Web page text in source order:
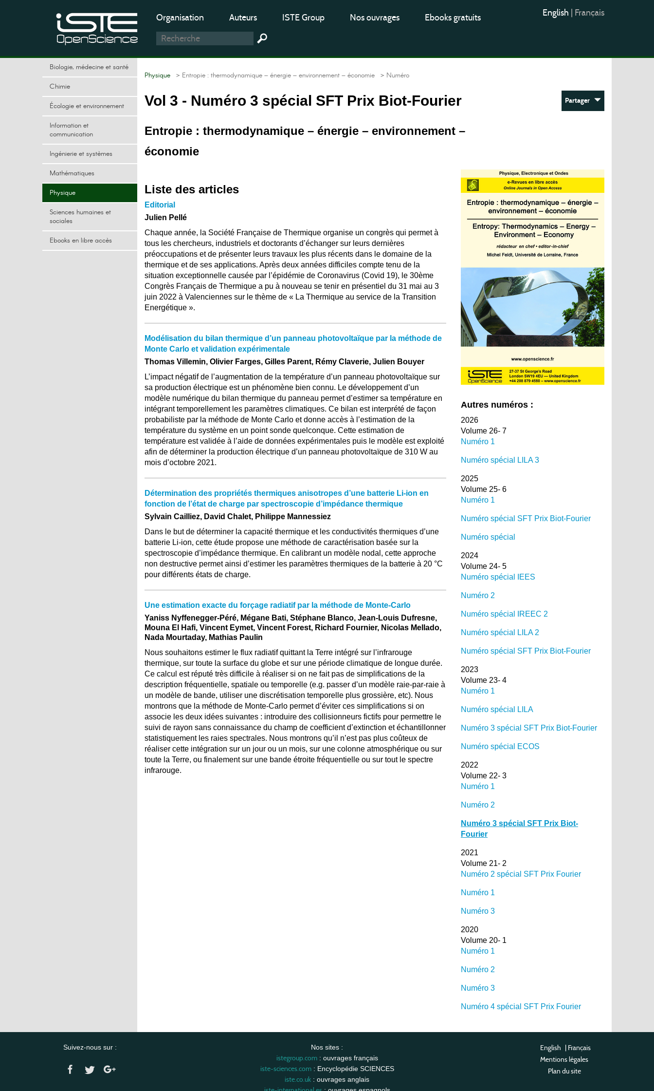
Organisation Auteurs ISTE Group Nos ouvrages Ebooks gratuits English Français
Biologie, médecine et santé
Chimie
Écologie et environnement
Information et
communication
Ingénierie et systèmes
Mathématiques
Physique
Sciences humaines et
sociales
Ebooks en libre accès
Physique > Entropie : thermodynamique – énergie – environnement – économie > Numéro
Vol 3 - Numéro 3 spécial SFT Prix Biot-Fourier
Entropie : thermodynamique – énergie – environnement –
économie
Partager
Liste des articles
Editorial
Julien Pellé
Chaque année, la Société Française de Thermique organise un congrès qui permet à
tous les chercheurs, industriels et doctorants d’échanger sur leurs dernières
préoccupations et de présenter leurs travaux les plus récents dans le domaine de la
thermique et de ses applications. Après deux années difficiles compte tenu de la
situation exceptionnelle causée par l’épidémie de Coronavirus (Covid 19), le 30ème
Congrès Français de Thermique a pu à nouveau se tenir en présentiel du 31 mai au 3
juin 2022 à Valenciennes sur le thème de « La Thermique au service de la Transition
Energétique ».
Modélisation du bilan thermique d’un panneau photovoltaïque par la méthode de
Monte Carlo et validation expérimentale
Thomas Villemin, Olivier Farges, Gilles Parent, Rémy Claverie, Julien Bouyer
L’impact négatif de l’augmentation de la température d’un panneau photovoltaïque sur
sa production électrique est un phénomène bien connu. Le développement d’un
modèle numérique du bilan thermique du panneau permet d’estimer sa température en
intégrant temporellement les paramètres climatiques. Ce bilan est interprété de façon
probabiliste par la méthode de Monte Carlo et donne accès à l’estimation de la
température du système en un point sonde quelconque. Cette estimation de
température est validée à l’aide de données expérimentales puis le modèle est exploité
afin de déterminer la production électrique d’un panneau photovoltaïque de 310 W au
mois d’octobre 2021.
Détermination des propriétés thermiques anisotropes d’une batterie Li-ion en
fonction de l’état de charge par spectroscopie d’impédance thermique
Sylvain Cailliez, David Chalet, Philippe Mannessiez
Dans le but de déterminer la capacité thermique et les conductivités thermiques d’une
batterie Li-ion, cette étude propose une méthode de caractérisation basée sur la
spectroscopie d’impédance thermique. En calibrant un modèle nodal, cette approche
non destructive permet ainsi d’estimer les paramètres thermiques de la batterie à 20 °C
pour différents états de charge.
Une estimation exacte du forçage radiatif par la méthode de Monte-Carlo
Yaniss Nyffenegger-Péré, Mégane Bati, Stéphane Blanco, Jean-Louis Dufresne,
Mouna El Hafi, Vincent Eymet, Vincent Forest, Richard Fournier, Nicolas Mellado,
Nada Mourtaday, Mathias Paulin
Nous souhaitons estimer le flux radiatif quittant la Terre intégré sur l’infrarouge
thermique, sur toute la surface du globe et sur une période climatique de longue durée.
Ce calcul est réputé très difficile à réaliser si on ne fait pas de simplifications de la
description fréquentielle, spatiale ou temporelle (e.g. passer d’un modèle raie-par-raie à
un modèle de bande, utiliser une discrétisation temporelle plus grossière, etc). Nous
montrons que la méthode de Monte-Carlo permet d’éviter ces simplifications si on
associe les deux idées suivantes : introduire des collisionneurs fictifs pour permettre le
suivi de rayon sans connaissance du champ de coefficient d’extinction et échantillonner
statistiquement les raies spectrales. Nous montrons qu’il n’est pas plus coûteux de
réaliser cette intégration sur un jour ou un mois, sur une colonne atmosphérique ou sur
toute la Terre, ou finalement sur une bande étroite fréquentielle ou sur tout le spectre
infrarouge.
Autres numéros :
2026
Volume 26- 7
Numéro 1
Numéro spécial LILA 3
2025
Volume 25- 6
Numéro 1
Numéro spécial SFT Prix Biot-Fourier
Numéro spécial
2024
Volume 24- 5
Numéro spécial IEES
Numéro 2
Numéro spécial IREEC 2
Numéro spécial LILA 2
Numéro spécial SFT Prix Biot-Fourier
2023
Volume 23- 4
Numéro 1
Numéro spécial LILA
Numéro 3 spécial SFT Prix Biot-Fourier
Numéro spécial ECOS
2022
Volume 22- 3
Numéro 1
Numéro 2
Numéro 3 spécial SFT Prix Biot-
Fourier
2021
Volume 21- 2
Numéro 2 spécial SFT Prix Fourier
Numéro 1
Numéro 3
2020
Volume 20- 1
Numéro 1
Numéro 2
Numéro 3
Numéro 4 spécial SFT Prix Fourier
Suivez-nous sur : Nos sites :
istegroup.com: ouvrages français
iste-sciences.com: Encyclopédie SCIENCES
iste.co.uk : ouvrages anglais
English
Français
Mentions légales
Plan du site